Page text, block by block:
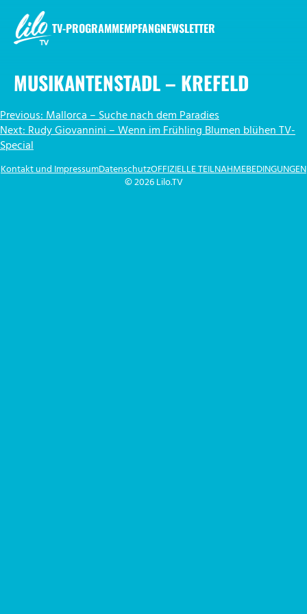
Inhalt
springen
TV-PROGRAMMEMPFANGNEWSLETTER
MUSIKANTENSTADL – KREFELD
BEITRAGSNAVIGATION
Previous:Mallorca – Suche nach dem Paradies
Next:Rudy Giovannini – Wenn im Frühling Blumen blühen TV-
Special
© 2026 Lilo.TV
Kontakt und ImpressumDatenschutzOFFIZIELLE TEILNAHMEBEDINGUNGEN